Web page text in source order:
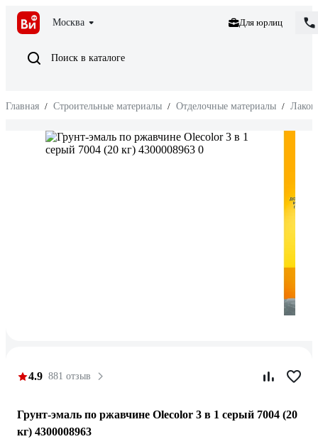
Москва Для юрлиц
Поиск в каталоге
Главная / Строительные материалы / Отделочные материалы /
4.9 881 отзыв
Грунт-эмаль по ржавчине Olecolor 3 в 1 серый 7004 (20
кг) 4300008963